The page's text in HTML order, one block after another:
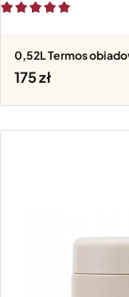
0,52L Termos
175